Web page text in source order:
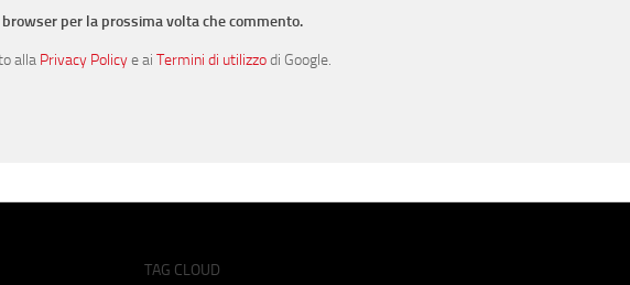
per la prossima volta che commento.
alla Privacy Policye ai Termini di utilizzodi Google.
TAG CLOUD